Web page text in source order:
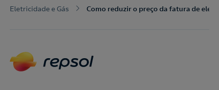
Eletricidade e Gás Como reduzir o preço da fatura de